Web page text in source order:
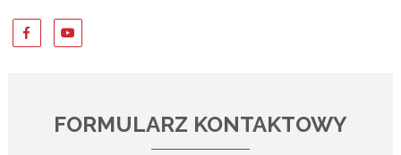
FORMULARZ KONTAKTOWY